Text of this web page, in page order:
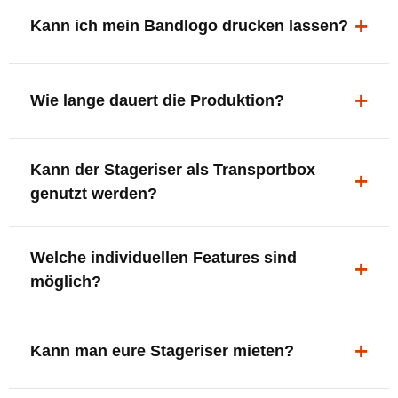
ergonomisch, sicher und gut sichtbar.
Kann ich mein Bandlogo drucken lassen?
deine Bühne, deine Marke.
Wie lange dauert die Produktion?
innerhalb Deutschlands kostenfrei.
Kann der Stageriser als Transportbox
genutzt werden?
oder Zubehör nutzen.
Welche individuellen Features sind
möglich?
XLR-Brücke / Schnittstelle
Setlist-Clip
Kann man eure Stageriser mieten?